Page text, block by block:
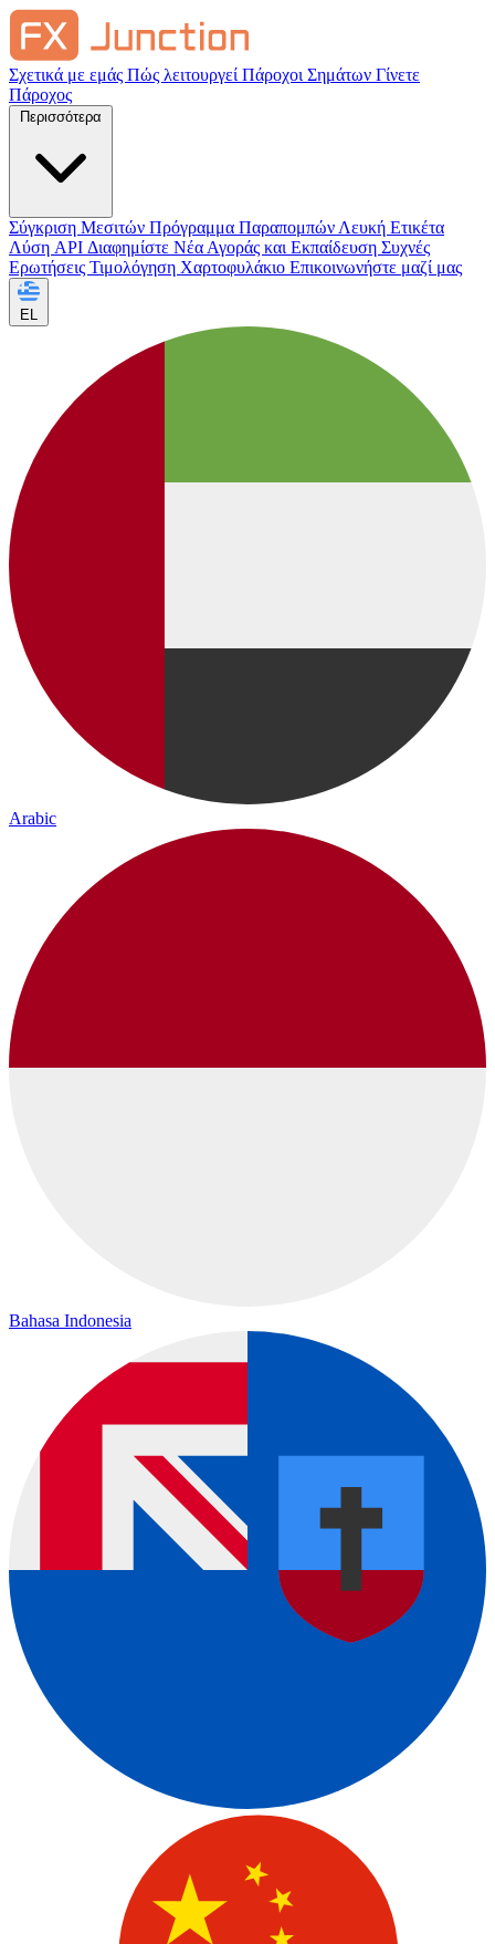
Σχετικά με εμάς Πώς λειτουργεί Πάροχοι Σημάτων Γίνετε
Πάροχος
Σύγκριση Μεσιτών Πρόγραμμα Παραπομπών Λευκή Ετικέτα
Λύση API Διαφημίστε Νέα Αγοράς και Εκπαίδευση Συχνές
Ερωτήσεις Τιμολόγηση Χαρτοφυλάκιο Επικοινωνήστε μαζί μας
EL
Arabic
Bahasa Indonesia